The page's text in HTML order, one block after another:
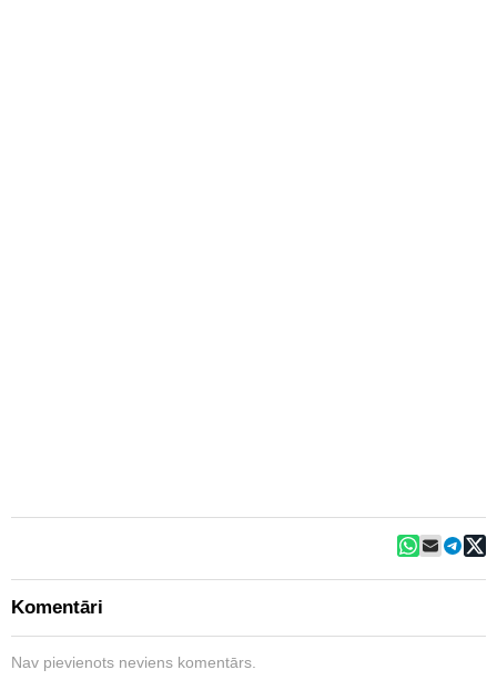
Komentāri
Nav pievienots neviens komentārs.